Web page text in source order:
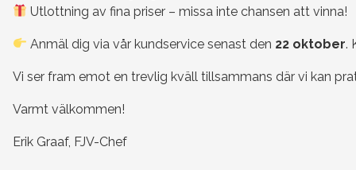
Utlottning av fina priser – missa inte chansen att vinna!
Anmäl dig via vår kundservice senast den 22 oktober.
Vi ser fram emot en trevlig kväll tillsammans där vi kan
Varmt välkommen!
Erik Graaf, FJV-Chef